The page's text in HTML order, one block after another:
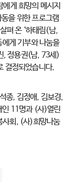
게 희망의 메시지
을 위한 프로그램
펴 온 ‘하태림(남,
게 기부와 나눔을
, 정용권(남, 73세)
결정되었습니다.
종, 김정애, 김보경,
인 11명과 (사)열린
사회, (사)희망나눔